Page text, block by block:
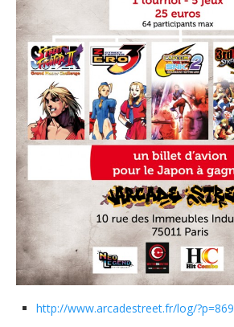
http://www.arcadestreet.fr/log/?p=869